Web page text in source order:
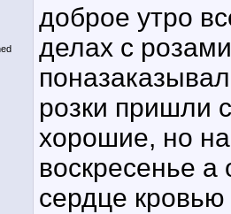
доброе утро
делах с
розки пришли
хорошие, но
воскресенье а
сердце кровью